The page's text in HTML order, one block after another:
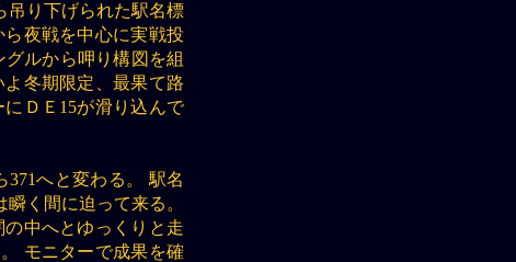
吊り下げられた駅名標
夜戦を中心に実戦投
ルから呷り構図を組
冬期限定、最果て路
ＤＥ15が滑り込んで
へと変わる。 駅名
く間に迫って来る。
中へとゆっくりと走
モニターで成果を確